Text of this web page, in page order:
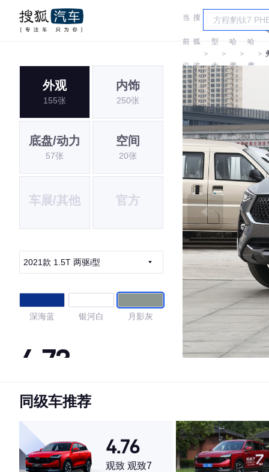
当
前
位
置:
搜
狐
汽
车
＞
车
型
大
全
＞
哈
弗
＞
哈
弗
＞
外观
155张
内饰
250张
底盘/动力
57张
空间
20张
车展/其他 官方
2021款 1.5T 两驱i型
深海蓝 银河白 月影灰
4.73
·外观表现较为优秀，优于65%同级车
·空间表现较为优秀，优于69%同级车
同级车推荐
4.76
观致 观致7